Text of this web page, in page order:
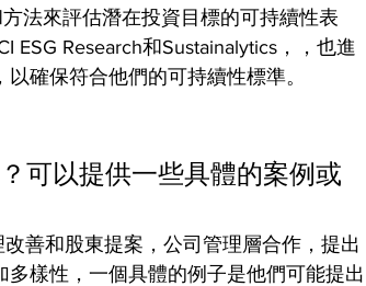
法來評估潛在投資目標的可持續性表
ESG Research和Sustainalytics，，也進
確保符合他們的可持續性標準。
可以提供一些具體的案例或
善和股東提案，公司管理層合作，提出
樣性，一個具體的例子是他們可能提出